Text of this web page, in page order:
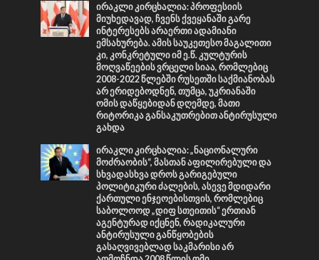
ირაკლი კირცხალია: პროფესიის
მიუხედავად, ჩვენს ქვეყანაში გარე
ინტერესებს არაერთი ადამიანი
ემსახურება. ამის საუკეთესო მაგალითი
კი, კონკრეტული იმ ე.წ. კულტურის
მოღვაწეების ვრცელი სიაა, რომლებიც
2008-2022 წლებში რუსეთში საქმიანობას
არ ერიდებოდნენ, თუმცა, უკრიანაში
ომის დაწყებიდან დღემდე, მათი
რიტორიკა განსაკუთრებით ანტირუსული
გახდა
ირაკლი კირცხალია: „ნაციონალური
მოძრაობის“, მასთან აფილირებული და
სხვადასხვა დროს გარიგებული
პოლიტიკური ძალების, ასევე მდიდარი
ქართული ენჯეოებისთვის, რომლებიც
საბოლოოდ „დიფ სთეითის“ ერთიან
აგენტურად იქცნენ, რადიკალური
ანტირუსული განწყობების
გასაღვივებლად საკმარისი არ